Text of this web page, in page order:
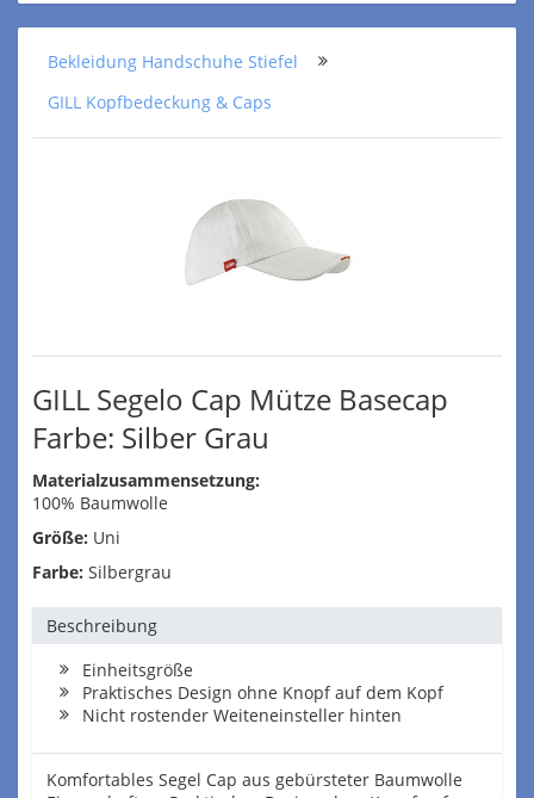
Bekleidung Handschuhe Stiefel
GILL Kopfbedeckung & Caps
GILL Segelo Cap Mütze Basecap
Farbe: Silber Grau
Materialzusammensetzung:
100% Baumwolle
Größe: Uni
Farbe: Silbergrau
Beschreibung
Einheitsgröße
Praktisches Design ohne Knopf auf dem Kopf
Nicht rostender Weiteneinsteller hinten
Komfortables Segel Cap aus gebürsteter Baumwolle